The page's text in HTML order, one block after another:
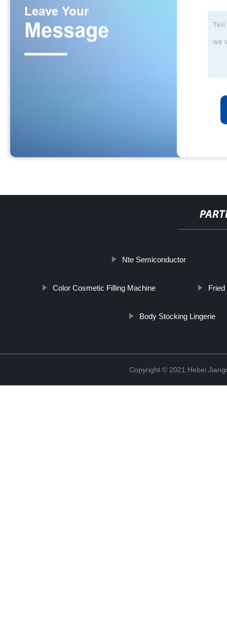
Nte Semiconductor
Color Cosmetic Filling Machine
Body Stocking Lingerie
Copyright © 2021 Hebei